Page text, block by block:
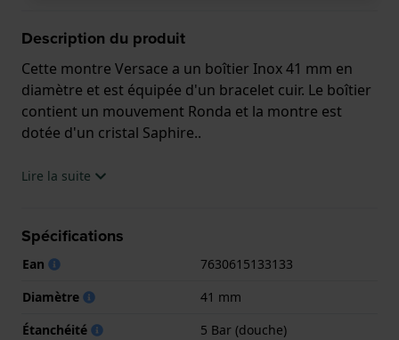
Description du produit
Cette montre Versace a un boîtier Inox 41 mm en
diamètre et est équipée d'un bracelet cuir. Le boîtier
contient un mouvement Ronda et la montre est
dotée d'un cristal Saphire..
La montre est 5 ATM. Cela signifie que la montre est
.
Lire la suite
Spécifications
Ean
7630615133133
Diamètre
41 mm
Étanchéité
5 Bar (douche)